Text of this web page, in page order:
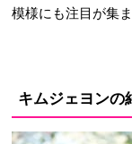
模様にも注目が集ま
キムジェヨンの